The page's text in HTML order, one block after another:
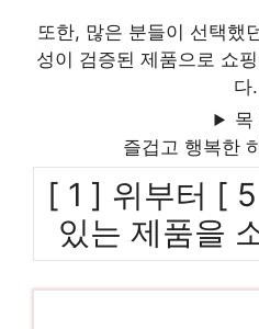
또한, 많은 분들이 선택했
성이 검증된 제품으로 쇼
다.
목
즐겁고 행복한
[ 1 ] 위부터 [
있는 제품을